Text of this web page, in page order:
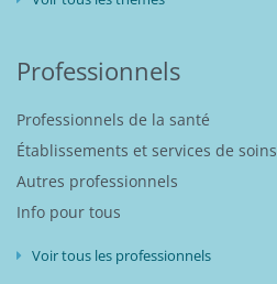
Professionnels
Professionnels de la santé
Établissements et services de soins
Autres professionnels
Info pour tous
Voir tous les professionnels